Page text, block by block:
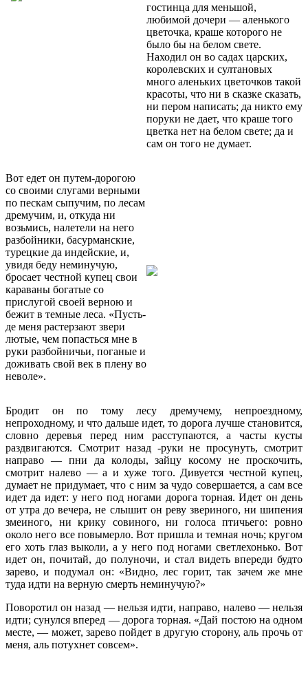
гостинца для меньшой,
любимой дочери — аленького
цветочка, краше которого не
было бы на белом свете.
Находил он во садах царских,
королевских и султановых
много аленьких цветочков такой
красоты, что ни в сказке сказать,
ни пером написать; да никто ему
поруки не дает, что краше того
цветка нет на белом свете; да и
сам он того не думает.
Вот едет он путем-дорогою
со своими слугами верными
по пескам сыпучим, по лесам
дремучим, и, откуда ни
возьмись, налетели на него
разбойники, басурманские,
турецкие да индейские, и,
увидя беду неминучую,
бросает честной купец свои
караваны богатые со
прислугой своей верною и
бежит в темные леса. «Пусть-
де меня растерзают звери
лютые, чем попасться мне в
руки разбойничьи, поганые и
доживать свой век в плену во
неволе».
Бродит он по тому лесу дремучему, непроездному,
непроходному, и что дальше идет, то дорога лучше становится,
словно деревья перед ним расступаются, а часты кусты
раздвигаются. Смотрит назад -руки не просунуть, смотрит
направо — пни да колоды, зайцу косому не проскочить,
смотрит налево — а и хуже того. Дивуется честной купец,
думает не придумает, что с ним за чудо совершается, а сам все
идет да идет: у него под ногами дорога торная. Идет он день
от утра до вечера, не слышит он реву звериного, ни шипения
змеиного, ни крику совиного, ни голоса птичьего: ровно
около него все повымерло. Вот пришла и темная ночь; кругом
его хоть глаз выколи, а у него под ногами светлехонько. Вот
идет он, почитай, до полуночи, и стал видеть впереди будто
зарево, и подумал он: «Видно, лес горит, так зачем же мне
туда идти на верную смерть неминучую?»
Поворотил он назад — нельзя идти, направо, налево — нельзя
идти; сунулся вперед — дорога торная. «Дай постою на одном
месте, — может, зарево пойдет в другую сторону, аль прочь от
меня, аль потухнет совсем».